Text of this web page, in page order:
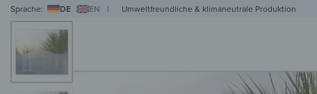
Sprache: DE EN | Umweltfreundliche & klimaneutrale Produktion
WANDBILDERWANDUHREN HERDABDECKPLATTEN